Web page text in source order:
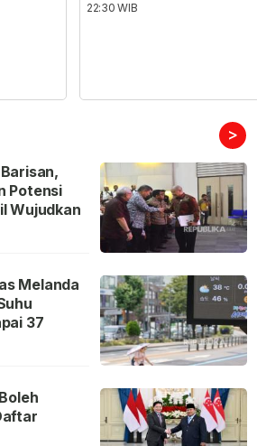
22:30 WIB
>
Potensi
Wujudkan
Melanda
37